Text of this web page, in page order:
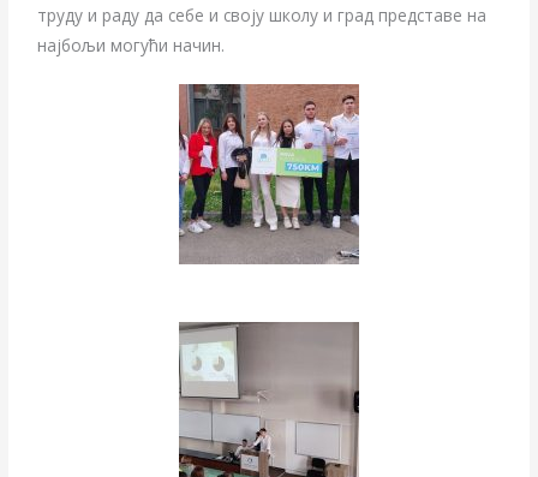
труду и раду да себе и своју школу и град представе на
најбољи могући начин.